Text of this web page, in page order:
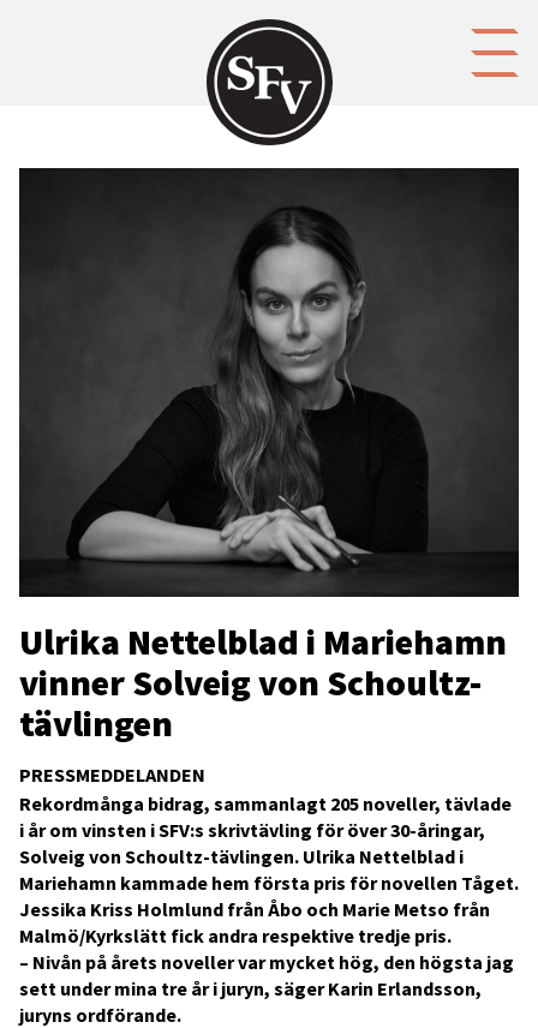
PRESSMEDDELANDEN
Ulrika Nettelblad i Mariehamn
vinner Solveig von Schoultz-
tävlingen
Rekordmånga bidrag, sammanlagt 205 noveller, tävlade
i år om vinsten i SFV:s skrivtävling för över 30-åringar,
Solveig von Schoultz-tävlingen. Ulrika Nettelblad i
Mariehamn kammade hem första pris för novellen Tåget.
Jessika Kriss Holmlund från Åbo och Marie Metso från
Malmö/Kyrkslätt fick andra respektive tredje pris.
– Nivån på årets noveller var mycket hög, den högsta jag
sett under mina tre år i juryn, säger Karin Erlandsson,
juryns ordförande.